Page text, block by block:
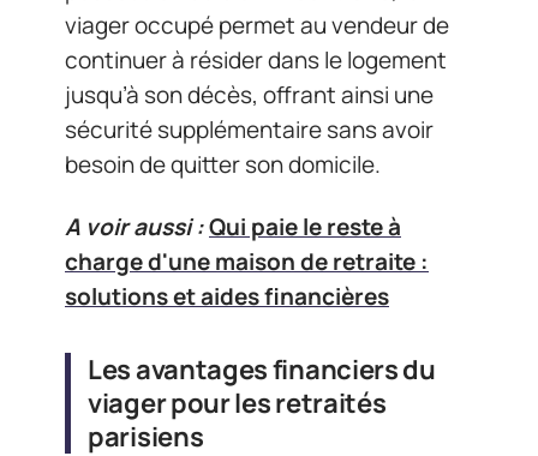
viager occupé permet au vendeur de
continuer à résider dans le logement
jusqu’à son décès, offrant ainsi une
sécurité supplémentaire sans avoir
besoin de quitter son domicile.
A voir aussi :Qui paie le reste à
charge d'une maison de retraite :
solutions et aides financières
Les avantages financiers du
viager pour les retraités
parisiens